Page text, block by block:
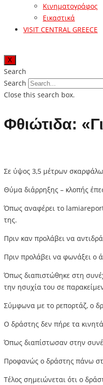
Κινηματογράφος
Εικαστικά
VISIT CENTRAL GREECE
X
Search
Search
Close this search box.
Φθιώτιδα:
Σε ύψος 3,5 μέτρων
Θύμα διάρρηξης – κλοπής
Όπως αναφέρει το
της.
Πριν καν προλάβει να
Πριν προλάβει να φωνάξει ο
Όπως διαπιστώθηκε στη
την ησυχία του σε
Σύμφωνα με το ρεπορτάζ, ο
Ο δράστης δεν πήρε τα
Όπως διαπίστωσαν στην
Προφανώς ο δράστης πάνω
Τέλος σημειώνεται ότι ο